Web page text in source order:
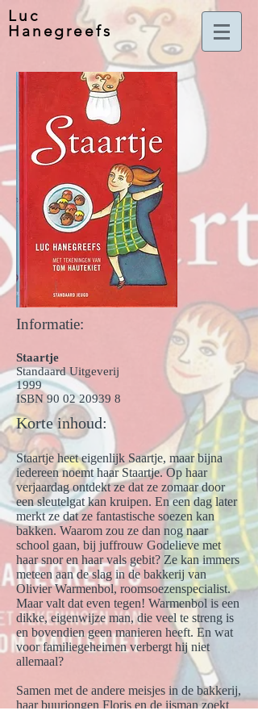
Luc
Hanegreefs
Informatie:
Staartje
Standaard Uitgeverij
1999
ISBN 90 02 20939 8
Korte inhoud:
Staartje heet eigenlijk Saartje, maar bijna
iedereen noemt haar Staartje. Op haar
verjaardag ontdekt ze dat ze zomaar door
een sleutelgat kan kruipen. En een dag later
merkt ze dat ze fantastische soezen kan
bakken. Waarom zou ze dan nog naar
school gaan, bij juffrouw Godelieve met
haar snor en haar vals gebit? Ze kan immers
meteen aan de slag in de bakkerij van
Olivier Warmenbol, roomsoezenspecialist.
Maar valt dat even tegen! Warmenbol is een
dikke, eigenwijze man, die veel te streng is
en bovendien geen manieren heeft. En wat
voor familiegeheimen verbergt hij niet
allemaal?
Samen met de andere meisjes in de bakkerij,
haar buurjongen Floris en de ijsman zoekt